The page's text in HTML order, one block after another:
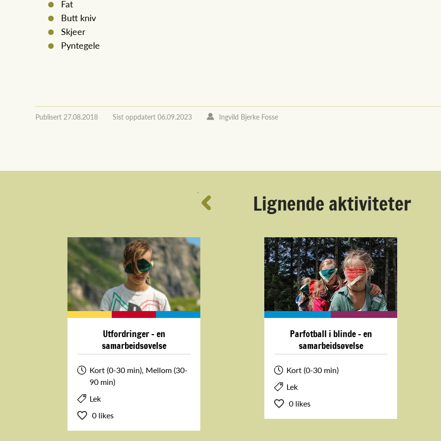
Fat
Butt kniv
Skjeer
Pyntegele
Publisert 27.08.2018 Sist oppdatert 06.09.2023 Ingvild Bjerke Fosse
´ Lignende aktiviteter
Utfordringer - en
samarbeidsøvelse
Kort (0-30 min), Mellom (30-
90 min)
Lek
0 likes
Parfotball i blinde - en
samarbeidsøvelse
Kort (0-30 min)
Lek
0 likes